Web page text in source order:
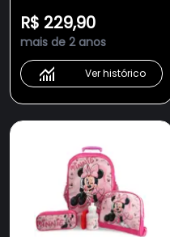
R$ 229,90
mais de 2 anos
Ver histórico